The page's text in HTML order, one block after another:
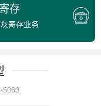
存
寄存业务
5063